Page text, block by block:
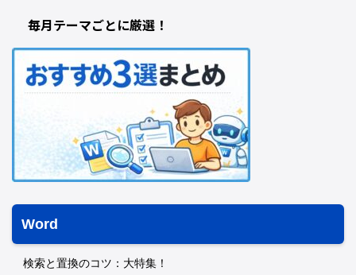
毎月テーマごとに厳選！
Word
検索と置換のコツ：大特集！